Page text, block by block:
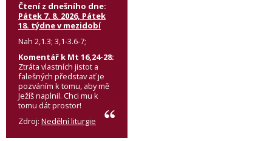
Čtení z dnešního dne:
Pátek 7. 8. 2026, Pátek
18. týdne v mezidobí
Nah 2,1.3; 3,1-3.6-7;
Komentář k Mt 16,24-28:
Ztráta vlastních jistot a
falešných představ ať je
pozváním k tomu, aby mě
Ježíš naplnil. Chci mu k
tomu dát prostor!
Zdroj: Nedělní liturgie